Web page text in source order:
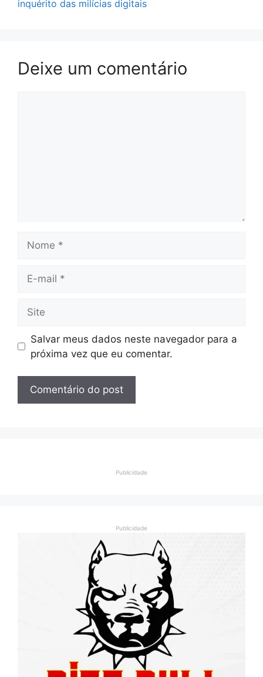
inquérito das milícias digitais
Deixe um comentário
mail
Salvar meus dados neste navegador para a
próxima vez que eu comentar.
Publicidade
Publicidade